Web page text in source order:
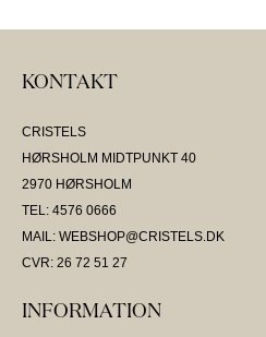
KONTAKT
CRISTELS
HØRSHOLM MIDTPUNKT 40
2970 HØRSHOLM
TEL: 4576 0666
MAIL: WEBSHOP@CRISTELS.DK
CVR: 26 72 51 27
INFORMATION